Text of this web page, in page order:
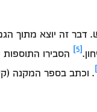
דבר זה יוצא
[5]
הסבירו
. וכתב בספר המקנה